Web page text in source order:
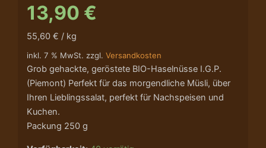
13,90 €
55,60 € / kg
inkl. 7 % MwSt. zzgl. Versandkosten
Grob gehackte, geröstete BIO-Haselnüsse I.G.P.
(Piemont) Perfekt für das morgendliche Müsli, über
Ihren Lieblingssalat, perfekt für Nachspeisen und
Kuchen.
Packung 250 g